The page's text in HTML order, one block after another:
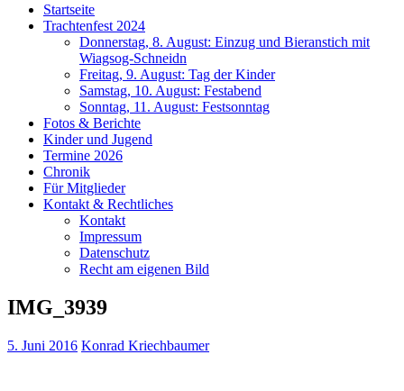
Startseite
Trachtenfest 2024
Donnerstag, 8. August: Einzug und Bieranstich mit
Wiagsog-Schneidn
Freitag, 9. August: Tag der Kinder
Samstag, 10. August: Festabend
Sonntag, 11. August: Festsonntag
Fotos & Berichte
Kinder und Jugend
Termine 2026
Chronik
Für Mitglieder
Kontakt & Rechtliches
Kontakt
Impressum
Datenschutz
Recht am eigenen Bild
IMG_3939
5. Juni 2016 Konrad Kriechbaumer